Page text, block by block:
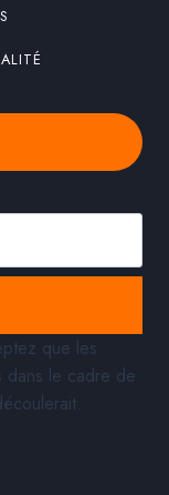
que les
dans le cadre de